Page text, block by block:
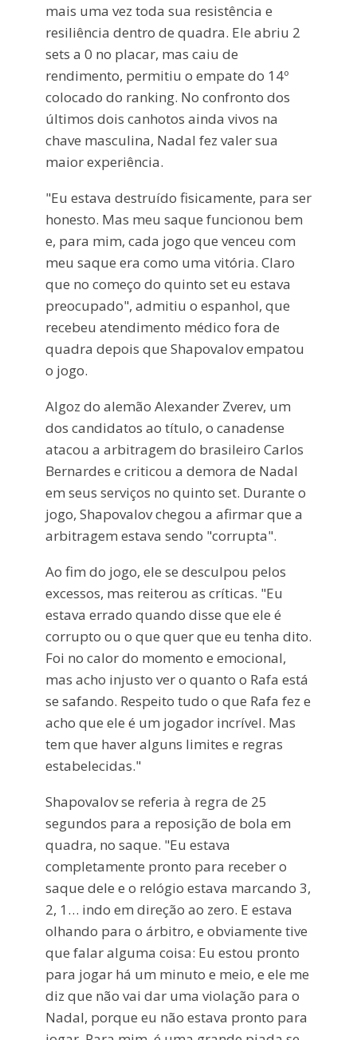
mais uma vez toda sua resistência e
resiliência dentro de quadra. Ele abriu 2
sets a 0 no placar, mas caiu de
rendimento, permitiu o empate do 14º
colocado do ranking. No confronto dos
últimos dois canhotos ainda vivos na
chave masculina, Nadal fez valer sua
maior experiência.
"Eu estava destruído fisicamente, para ser
honesto. Mas meu saque funcionou bem
e, para mim, cada jogo que venceu com
meu saque era como uma vitória. Claro
que no começo do quinto set eu estava
preocupado", admitiu o espanhol, que
recebeu atendimento médico fora de
quadra depois que Shapovalov empatou
o jogo.
Algoz do alemão Alexander Zverev, um
dos candidatos ao título, o canadense
atacou a arbitragem do brasileiro Carlos
Bernardes e criticou a demora de Nadal
em seus serviços no quinto set. Durante o
jogo, Shapovalov chegou a afirmar que a
arbitragem estava sendo "corrupta".
Ao fim do jogo, ele se desculpou pelos
excessos, mas reiterou as críticas. "Eu
estava errado quando disse que ele é
corrupto ou o que quer que eu tenha dito.
Foi no calor do momento e emocional,
mas acho injusto ver o quanto o Rafa está
se safando. Respeito tudo o que Rafa fez e
acho que ele é um jogador incrível. Mas
tem que haver alguns limites e regras
estabelecidas."
Shapovalov se referia à regra de 25
segundos para a reposição de bola em
quadra, no saque. "Eu estava
completamente pronto para receber o
saque dele e o relógio estava marcando 3,
2, 1… indo em direção ao zero. E estava
olhando para o árbitro, e obviamente tive
que falar alguma coisa: Eu estou pronto
para jogar há um minuto e meio, e ele me
diz que não vai dar uma violação para o
Nadal, porque eu não estava pronto para